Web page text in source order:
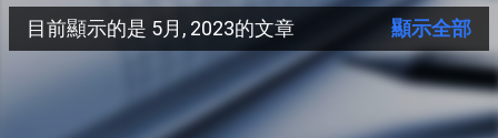
發
表
目前顯示的是 5月, 2023的文章 顯示全部